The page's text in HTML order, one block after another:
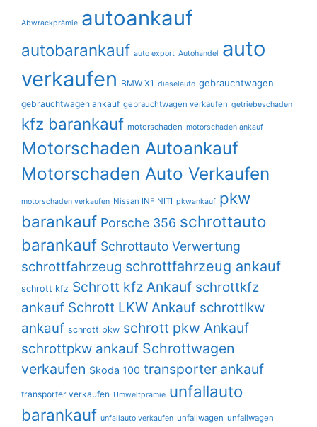
Abwrackprämie autoankauf
autobarankauf auto export Autohandel auto
verkaufen BMW X1 dieselauto gebrauchtwagen
gebrauchtwagen ankauf gebrauchtwagen verkaufen getriebeschaden
kfz barankauf motorschaden motorschaden ankauf
Motorschaden Autoankauf
Motorschaden Auto Verkaufen
motorschaden verkaufen Nissan INFINITI pkwankauf pkw
barankauf Porsche 356 schrottauto
barankauf Schrottauto Verwertung
schrottfahrzeug schrottfahrzeug ankauf
schrott kfz Schrott kfz Ankauf schrottkfz
ankauf Schrott LKW Ankauf schrottlkw
ankauf schrott pkw schrott pkw Ankauf
schrottpkw ankauf Schrottwagen
verkaufen Skoda 100 transporter ankauf
transporter verkaufen Umweltprämie unfallauto
barankauf unfallauto verkaufen unfallwagen unfallwagen